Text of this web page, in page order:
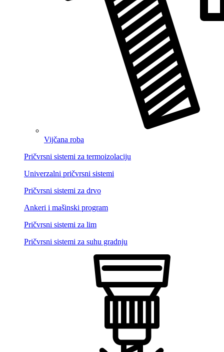
Vijčana roba
Pričvrsni sistemi za termoizolaciju
Univerzalni pričvrsni sistemi
Pričvrsni sistemi za drvo
Ankeri i mašinski program
Pričvrsni sistemi za lim
Pričvrsni sistemi za suhu gradnju